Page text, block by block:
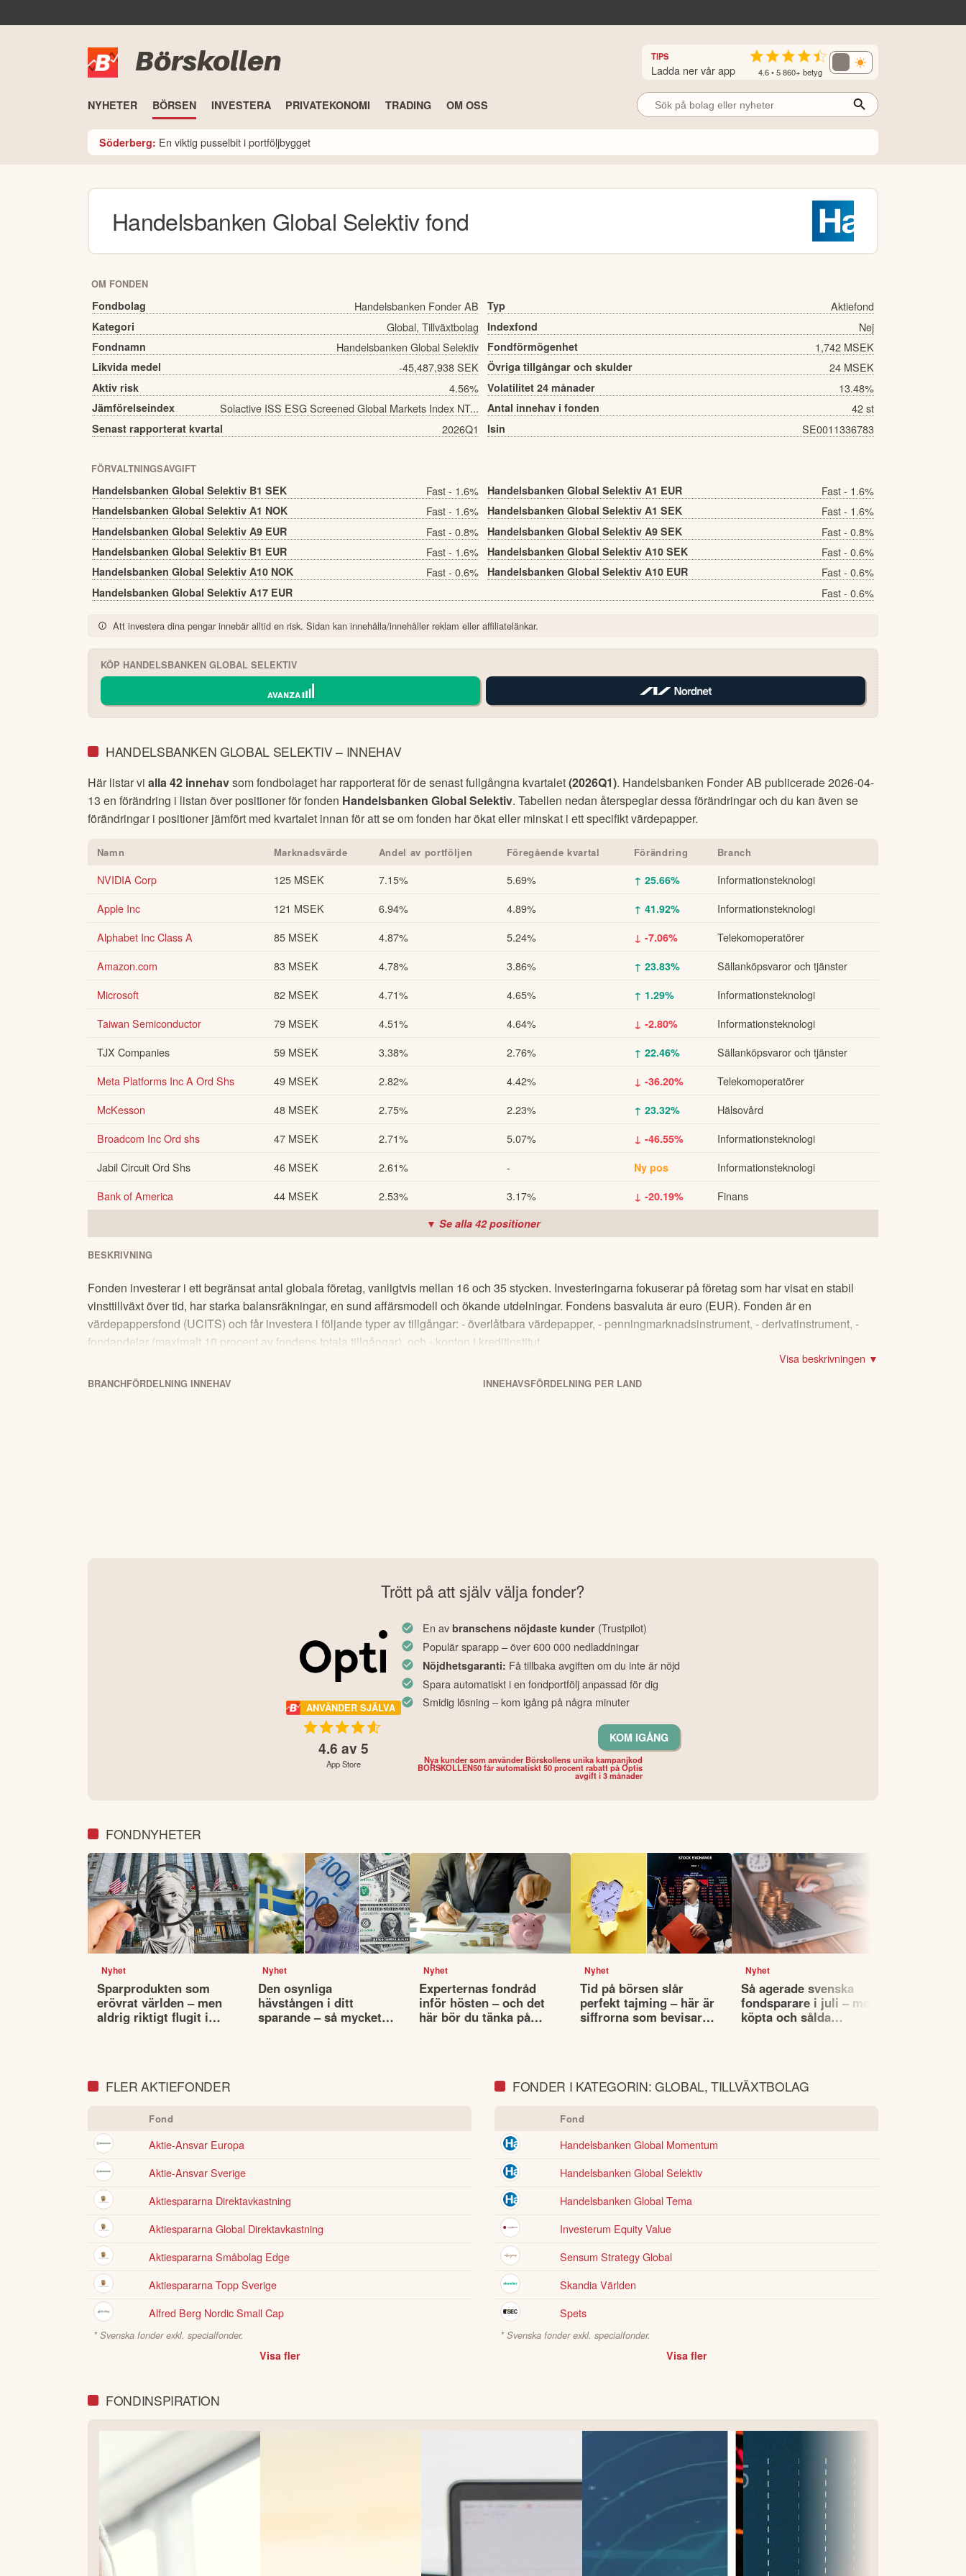
Börskollen TIPS
Ladda ner vår app 4.6 • 5 860+ betyg
NYHETER BÖRSEN INVESTERA PRIVATEKONOMI TRADING OM OSS
Söderberg: En viktig pusselbit i portföljbygget
Handelsbanken Global Selektivfond
OM FONDEN
Fondbolag Handelsbanken Fonder AB Typ Aktiefond
Kategori Global, Tillväxtbolag Indexfond Nej
Fondnamn Handelsbanken Global Selektiv Fondförmögenhet 1,742 MSEK
Likvida medel -45,487,938 SEK Övriga tillgångar och skulder 24 MSEK
Aktiv risk 4.56% Volatilitet 24 månader 13.48%
Jämförelseindex Solactive ISS ESG Screened Global Markets Index NT... Antal innehav i fonden 42 st
Senast rapporterat kvartal 2026Q1 Isin SE0011336783
FÖRVALTNINGSAVGIFT
Handelsbanken Global Selektiv B1 SEK Fast - 1.6% Handelsbanken Global Selektiv A1 EUR Fast - 1.6%
Handelsbanken Global Selektiv A1 NOK Fast - 1.6% Handelsbanken Global Selektiv A1 SEK Fast - 1.6%
Handelsbanken Global Selektiv A9 EUR Fast - 0.8% Handelsbanken Global Selektiv A9 SEK Fast - 0.8%
Handelsbanken Global Selektiv B1 EUR Fast - 1.6% Handelsbanken Global Selektiv A10 SEK Fast - 0.6%
Handelsbanken Global Selektiv A10 NOK Fast - 0.6% Handelsbanken Global Selektiv A10 EUR Fast - 0.6%
Handelsbanken Global Selektiv A17 EUR Fast - 0.6%
Att investera dina pengar innebär alltid en risk. Sidan kan innehålla/innehåller reklam eller affiliatelänkar.
KÖP HANDELSBANKEN GLOBAL SELEKTIV
HANDELSBANKEN GLOBAL SELEKTIV – INNEHAV
Här listar vi alla 42 innehavsom fondbolaget har rapporterat för de senast fullgångna kvartalet(2026Q1). Handelsbanken Fonder AB publicerade2026-04-
13 en förändring i listan över positioner för fonden Handelsbanken Global Selektiv. Tabellen nedan återspeglar dessa förändringar och du kan även se
förändringar i positioner jämfört med kvartalet innan för att se om fonden har ökat eller minskat i ett specifikt värdepapper.
Namn Marknadsvärde Andel av portföljen Föregående kvartal Förändring Branch
NVIDIA Corp 125 MSEK 7.15% 5.69% ↑ 25.66%
Informationsteknologi
Apple Inc
121 MSEK 6.94% 4.89% ↑ 41.92%
Informationsteknologi
Alphabet Inc Class A
85 MSEK 4.87% 5.24% ↓ -7.06%
Telekomoperatörer
Amazon.com
83 MSEK 4.78% 3.86% ↑ 23.83%
Sällanköpsvaror och tjänster
Microsoft
82 MSEK 4.71% 4.65% ↑ 1.29%
Informationsteknologi
Taiwan Semiconductor
79 MSEK 4.51% 4.64% ↓ -2.80%
Informationsteknologi
TJX Companies
59 MSEK 3.38% 2.76% ↑ 22.46%
Sällanköpsvaror och tjänster
Meta Platforms Inc A Ord Shs
49 MSEK 2.82% 4.42% ↓ -36.20%
Telekomoperatörer
McKesson
48 MSEK 2.75% 2.23% ↑ 23.32%
Hälsovård
Broadcom Inc Ord shs
47 MSEK 2.71% 5.07% ↓ -46.55%
Informationsteknologi
Jabil Circuit Ord Shs
46 MSEK 2.61% - Ny pos
Informationsteknologi
Bank of America
44 MSEK 2.53% 3.17% ↓ -20.19% Finans
▼ Se alla 42positioner
BESKRIVNING
Fonden investerar i ett begränsat antal globala företag, vanligtvis mellan 16 och 35 stycken. Investeringarna fokuserar på företag som har visat en stabil
vinsttillväxt över tid, har starka balansräkningar, en sund affärsmodell och ökande utdelningar. Fondens basvaluta är euro (EUR). Fonden är en
värdepappersfond (UCITS) och får investera i följande typer av tillgångar: - överlåtbara värdepapper, - penningmarknadsinstrument, - derivatinstrument, -
fondandelar (maximalt 10 procent av fondens totala tillgångar), och - konton i kreditinstitut.
Visa beskrivningen ▼
BRANCHFÖRDELNING INNEHAV INNEHAVSFÖRDELNING PER LAND
Trött på att själv välja fonder?
ANVÄNDER SJÄLVA
4.6 av 5
App Store
En avbranschens nöjdaste kunder (Trustpilot)
Populär sparapp – över 600 000 nedladdningar
Nöjdhetsgaranti: Få tillbaka avgiften om du inte är nöjd
Spara automatiskt i en fondportfölj anpassad för dig
Smidig lösning – kom igång på några minuter
KOM IGÅNG
Nya kunder som använder Börskollens unika kampanjkod
BORSKOLLEN50 får automatiskt 50 procent rabatt på Optis
avgift i 3 månader
FONDNYHETER
Nyhet
Sparprodukten som
erövrat världen – men
aldrig riktigt flugit i
Nyhet
Den osynliga
hävstången i ditt
sparande – så mycket
Nyhet
Experternas fondråd
inför hösten – och det
här bör du tänka på
Nyhet
Tid på börsen slår
perfekt tajming – här är
siffrorna som bevisar
Nyhet
Så agerade svenska
fondsparare i juli – mest
köpta och sålda
FLER AKTIEFONDER
Fond
Aktie-Ansvar Europa
Aktie-Ansvar Sverige
Aktiespararna Direktavkastning
Aktiespararna Global Direktavkastning
Aktiespararna Småbolag Edge
Aktiespararna Topp Sverige
Alfred Berg Nordic Small Cap
* Svenska fonder exkl. specialfonder.
Visa fler
FONDER I KATEGORIN: GLOBAL, TILLVÄXTBOLAG
Fond
Handelsbanken Global Momentum
Handelsbanken Global Selektiv
Handelsbanken Global Tema
Investerum Equity Value
Sensum Strategy Global
Skandia Världen
Spets
* Svenska fonder exkl. specialfonder.
Visa fler
FONDINSPIRATION